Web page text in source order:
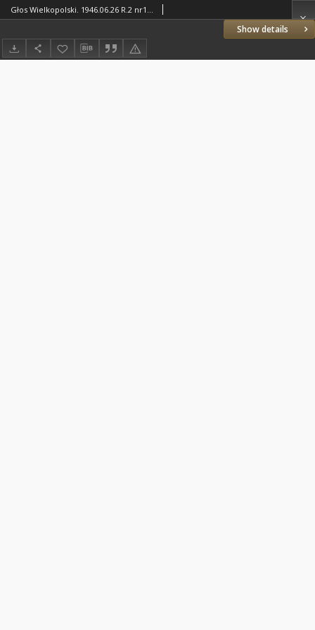
Show details
Głos Wielkopolski. 1946.06.26 R.2 nr172 Wyd.A